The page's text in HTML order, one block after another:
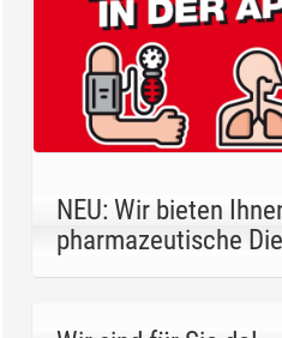
NEU: Wir bieten
pharmazeutische